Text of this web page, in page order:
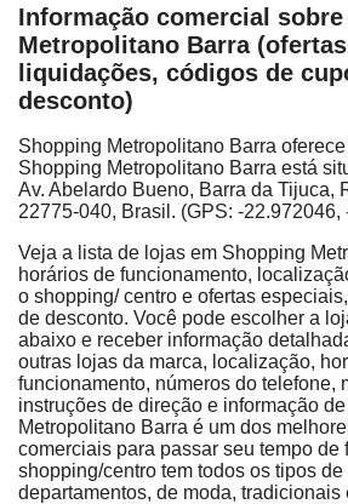
Informação comercial
Metropolitano Barra
liquidações, códigos de
desconto)
Shopping Metropolitano Barra
Shopping Metropolitano Barra está
Av. Abelardo Bueno, Barra da Tijuca,
22775-040, Brasil. (GPS: -22.972046,
Veja a lista de lojas em Shopping
horários de funcionamento,
o shopping/ centro e ofertas
de desconto. Você pode escolher a
abaixo e receber informação
outras lojas da marca, localização,
funcionamento, números do telefone,
instruções de direção e informação
Metropolitano Barra é um dos
comerciais para passar seu tempo de
shopping/centro tem todos os tipos
departamentos, de moda, tradicionais